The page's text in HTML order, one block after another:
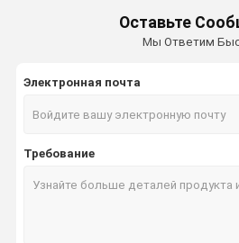
Оставьте
Мы Ответим
Электронная почта
Требование